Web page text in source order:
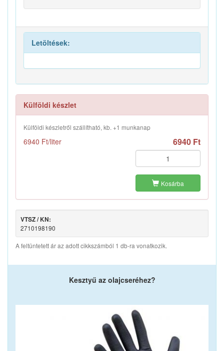
Letöltések:
Külföldi készlet
Külföldi készletről szállítható, kb. +1 munkanap
6940 Ft/liter 6940 Ft
Kosárba
VTSZ / KN:
2710198190
A feltüntetett ár az adott cikkszámból 1 db-ra vonatkozik.
Kesztyű az olajcseréhez?